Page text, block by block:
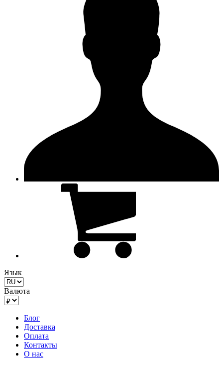
Язык
Валюта
Блог
Доставка
Оплата
Контакты
О нас